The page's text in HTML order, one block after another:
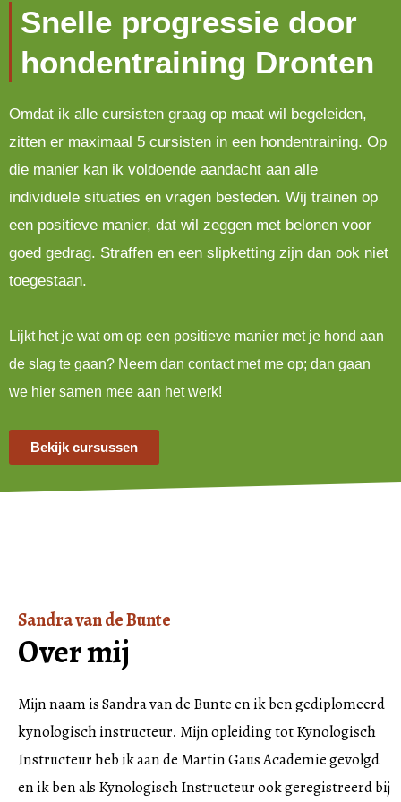
Snelle progressie door
hondentraining Dronten
Omdat ik alle cursisten graag op maat wil begeleiden,
zitten er maximaal 5 cursisten in een hondentraining. Op
die manier kan ik voldoende aandacht aan alle
individuele situaties en vragen besteden. Wij trainen op
een positieve manier, dat wil zeggen met belonen voor
goed gedrag. Straffen en een slipketting zijn dan ook niet
toegestaan.
Lijkt het je wat om op een positieve manier met je hond aan
de slag te gaan? Neem dan contact met me op; dan gaan
we hier samen mee aan het werk!
Bekijk cursussen
Sandra van de Bunte
Over mij
Mijn naam is Sandra van de Bunte en ik ben gediplomeerd
kynologisch instructeur. Mijn opleiding tot Kynologisch
Instructeur heb ik aan de Martin Gaus Academie gevolgd
en ik ben als Kynologisch Instructeur ook geregistreerd bij